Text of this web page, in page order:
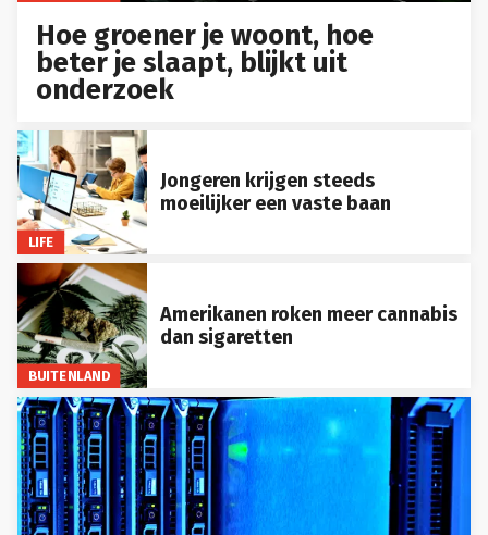
Hoe groener je woont, hoe
beter je slaapt, blijkt uit
onderzoek
LIFE
Jongeren krijgen steeds
moeilijker een vaste baan
BUITENLAND
Amerikanen roken meer cannabis
dan sigaretten